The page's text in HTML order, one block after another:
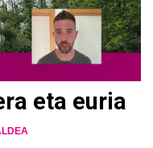
eta euria